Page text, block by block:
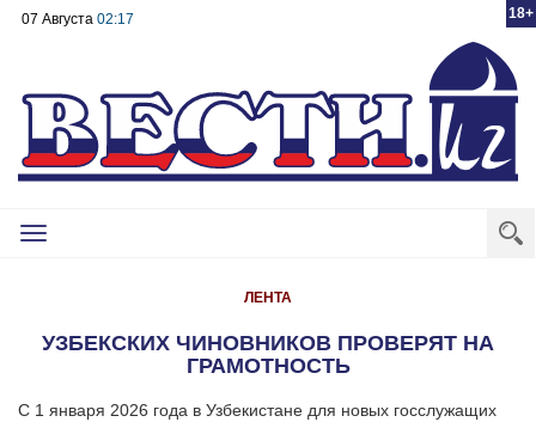
18+
07 Августа 02:17
Toggle
ЛЕНТА
УЗБЕКСКИХ ЧИНОВНИКОВ ПРОВЕРЯТ НА
ГРАМОТНОСТЬ
С 1 января 2026 года в Узбекистане для новых госслужащих